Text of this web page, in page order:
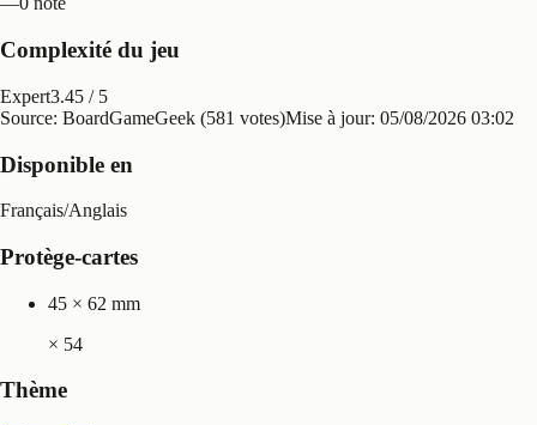
Complexité du jeu
Expert3.45 / 5
Source: BoardGameGeek (581 votes)Mise à jour: 05/08/2026 03:02
Disponible en
Français/Anglais
Protège-cartes
45 × 62 mm
× 54
Thème